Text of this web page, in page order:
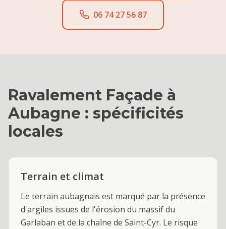
06 74 27 56 87
Ravalement Façade à
Aubagne : spécificités
locales
Terrain et climat
Le terrain aubagnais est marqué par la présence
d'argiles issues de l'érosion du massif du
Garlaban et de la chaîne de Saint-Cyr. Le risque